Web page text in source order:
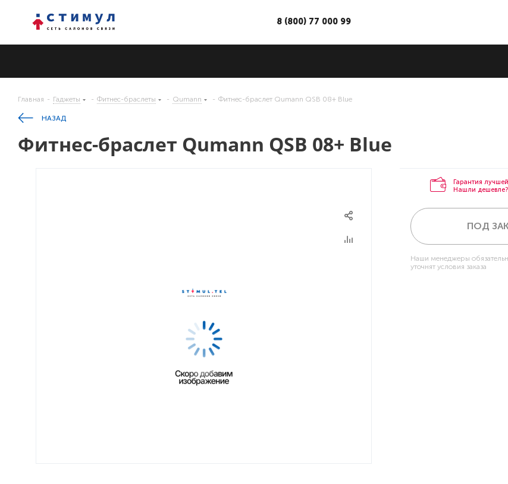
8 (800) 77 000 99
Главная - Гаджеты - Фитнес-браслеты - Qumann - Фитнес-браслет Qumann QSB 08+ Blue
НАЗАД
Фитнес-браслет Qumann QSB 08+ Blue
Гарантия
Нашли дешевле?
ПОД
Наши менеджеры
уточнят условия заказа